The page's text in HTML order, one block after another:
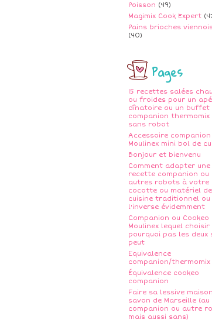
Poisson (49)
Magimix Cook Expert
Pains brioches
(40)
Pages
15 recettes salées
ou froides pour un
dînatoire ou un buffet
companion thermomix
sans robot
Accessoire companion
Moulinex mini bol de
Bonjour et bienvenu
Comment adapter une
recette companion ou
autres robots à votre
cocotte ou matériel de
cuisine traditionnel ou
l'inverse évidemment
Companion ou Cookeo
Moulinex lequel choisir
pourquoi pas les deux
peut
Equivalence
companion/thermomix
Équivalence cookeo
companion
Faire sa lessive
savon de Marseille (au
companion ou autre
mais aussi sans)